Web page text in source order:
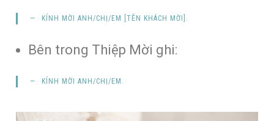
KÍNH MỜI ANH/CHỊ/EM TÊN KHÁCH MỜI
Bên trong Thiệp Mời ghi:
KÍNH MỜI ANH/CHỊ/EM